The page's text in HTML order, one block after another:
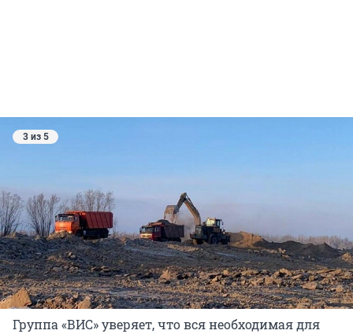
3 из 5
Группа «ВИС» уверяет, что вся необходимая для